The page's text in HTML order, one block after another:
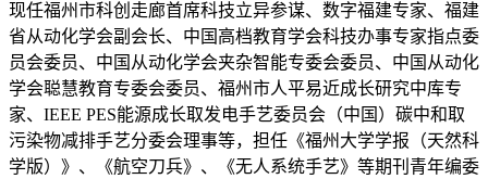
现任福州市科创走廊首席科技立异参谋、数字福建专家、福建
省从动化学会副会长、中国高档教育学会科技办事专家指点委
员会委员、中国从动化学会夹杂智能专委会委员、中国从动化
学会聪慧教育专委会委员、福州市人平易近成长研究中库专
家、IEEE PES能源成长取发电手艺委员会（中国）碳中和取
污染物减排手艺分委会理事等，担任《福州大学学报（天然科
学版）》、《航空刀兵》、《无人系统手艺》等期刊青年编委